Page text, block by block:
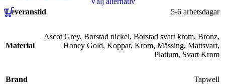
Leveranstid
5-6 arbetsdagar
Material
Ascot Grey, Borstad nickel, Borstad svart krom, Bronz,
Honey Gold, Koppar, Krom, Mässing, Mattsvart,
Platium, Svart Krom
Brand Tapwell